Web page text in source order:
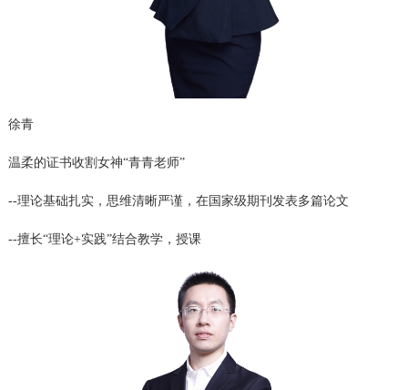
徐青
温柔的证书收割女神“青青老师”
--理论基础扎实，思维清晰严谨，在国家级期刊发表多篇论文
--擅长“理论+实践”结合教学，授课